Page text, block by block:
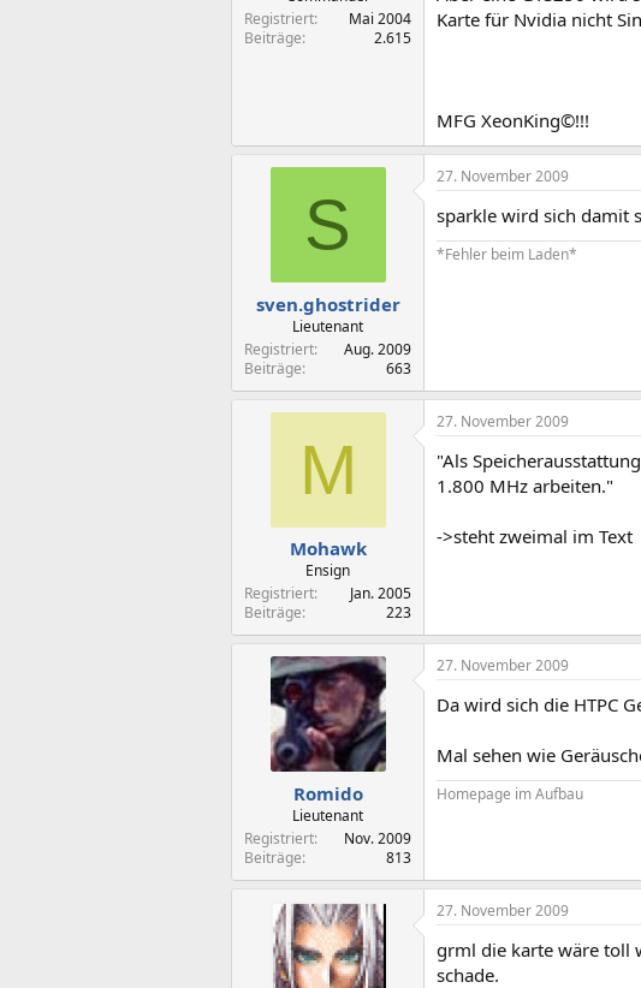
Registriert
Mai 2004
Beiträge
2.615
Karte für Nvidia nicht
MFG XeonKing©!!!
S
sven.ghostrider
Lieutenant
Registriert
Aug. 2009
Beiträge
663
27. November 2009
sparkle wird sich damit
*Fehler beim Laden*
M
Mohawk
Ensign
Registriert
Jan. 2005
Beiträge
223
27. November 2009
"Als
1.800 MHz arbeiten."
->steht zweimal im Text
Romido
Lieutenant
Registriert
Nov. 2009
Beiträge
813
27. November 2009
Da wird sich die HTPC
Mal sehen wie
Homepage im Aufbau
27. November 2009
grml die karte wäre toll
schade.